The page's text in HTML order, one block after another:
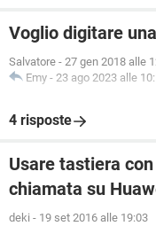
Voglio digitare
Salvatore - 27 gen 2018 alle
Emy - 23 ago 2023 alle
4 risposte
Usare tastiera
chiamata su
deki - 19 set 2016 alle 19:03